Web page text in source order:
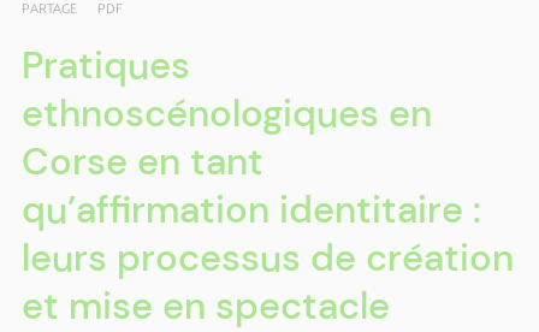
PARTAGE PDF
Pratiques
ethnoscénologiques en
Corse en tant
qu’affirmation identitaire :
leurs processus de création
et mise en spectacle